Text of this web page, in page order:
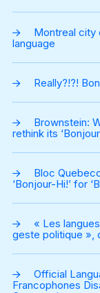
Montreal city
language
Really?!?!
Brownstein:
rethink its
Bloc
‘Bonjour-Hi!’ for
« Les
geste politique »,
Official
Francophones